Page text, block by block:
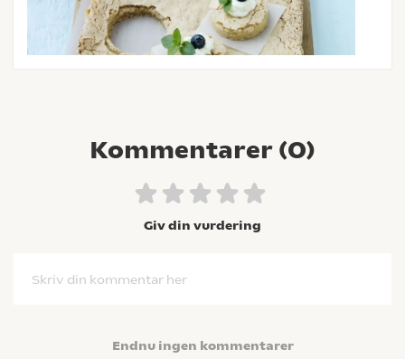
Kommentarer (0)
Giv din vurdering
Skriv din kommentar her
Endnu ingen kommentarer